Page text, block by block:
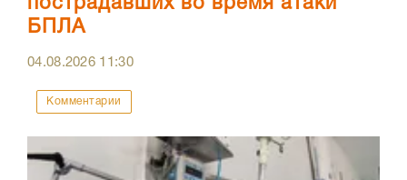
БПЛА
04.08.2026 11:30
Комментарии